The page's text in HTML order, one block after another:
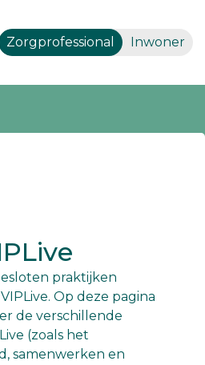
Zorgprofessional Inwoner
praktijken
Op deze pagina
de verschillende
(zoals het
samenwerken en